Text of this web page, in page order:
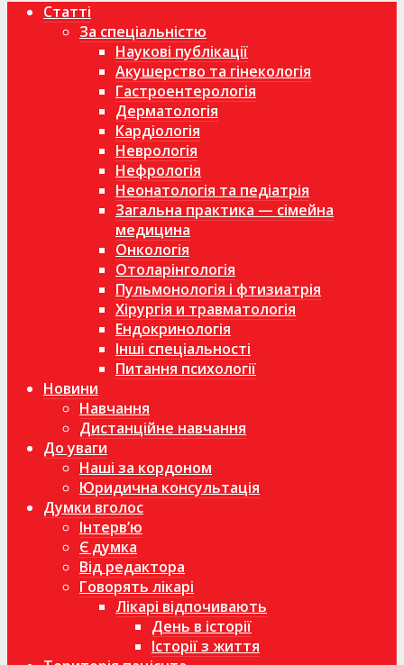
Статті
За спеціальністю
Наукові публікації
Акушерство та гінекологія
Гастроентерологія
Дерматологія
Кардіологія
Неврологія
Нефрологія
Неонатологія та педіатрія
Загальна практика — сімейна
медицина
Онкологія
Отоларінгологія
Пульмонологія і фтизиатрія
Хірургія и травматологія
Ендокринологія
Інші спеціальності
Питання психології
Новини
Навчання
Дистанційне навчання
До уваги
Наші за кордоном
Юридична консультація
Думки вголос
Інтерв’ю
Є думка
Від редактора
Говорять лікарі
Лікарі відпочивають
День в історії
Історії з життя